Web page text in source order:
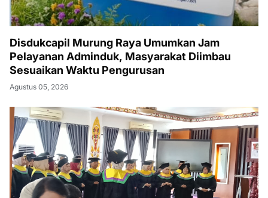
Disdukcapil Murung Raya Umumkan Jam
Pelayanan Adminduk, Masyarakat Diimbau
Sesuaikan Waktu Pengurusan
Agustus 05, 2026